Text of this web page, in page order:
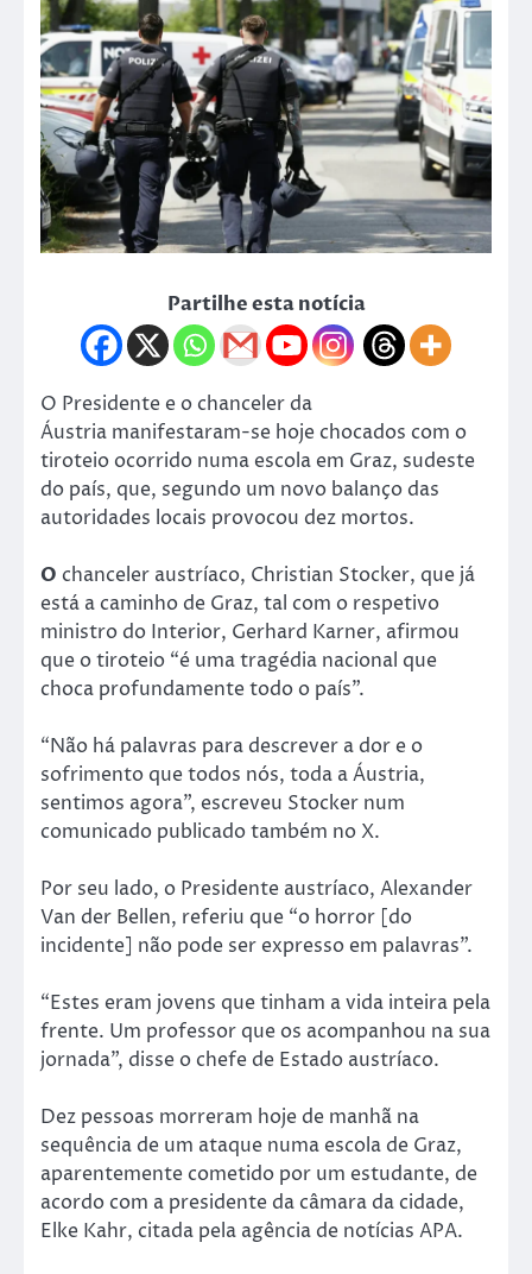
Partilhe esta notícia
O Presidente e o chanceler da
Áustria manifestaram-se hoje chocados com o
tiroteio ocorrido numa escola em Graz, sudeste
do país, que, segundo um novo balanço das
autoridades locais provocou dez mortos.
O chanceler austríaco, Christian Stocker, que já
está a caminho de Graz, tal com o respetivo
ministro do Interior, Gerhard Karner, afirmou
que o tiroteio “é uma tragédia nacional que
choca profundamente todo o país”.
“Não há palavras para descrever a dor e o
sofrimento que todos nós, toda a Áustria,
sentimos agora”, escreveu Stocker num
comunicado publicado também no X.
Por seu lado, o Presidente austríaco, Alexander
Van der Bellen, referiu que “o horror [do
incidente] não pode ser expresso em palavras”.
“Estes eram jovens que tinham a vida inteira pela
frente. Um professor que os acompanhou na sua
jornada”, disse o chefe de Estado austríaco.
Dez pessoas morreram hoje de manhã na
sequência de um ataque numa escola de Graz,
aparentemente cometido por um estudante, de
acordo com a presidente da câmara da cidade,
Elke Kahr, citada pela agência de notícias APA.